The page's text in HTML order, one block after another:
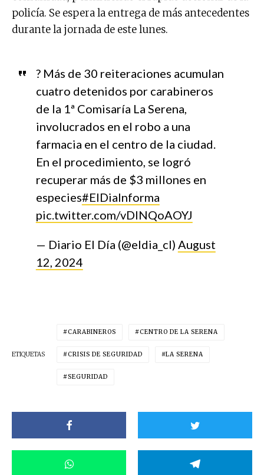
policía. Se espera la entrega de más antecedentes
durante la jornada de este lunes.
? Más de 30 reiteraciones acumulan
cuatro detenidos por carabineros
de la 1ª Comisaría La Serena,
involucrados en el robo a una
farmacia en el centro de la ciudad.
En el procedimiento, se logró
recuperar más de $3 millones en
especies#ElDiaInforma
pic.twitter.com/vDlNQoAOYJ
— Diario El Día (@eldia_cl) August
12, 2024
ETIQUETAS
CARABINEROS CENTRO DE LA SERENA
CRISIS DE SEGURIDAD LA SERENA
SEGURIDAD